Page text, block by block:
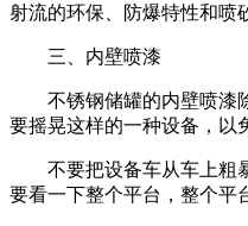
射流的环保、防爆特性和喷
三、内壁喷漆
不锈钢储罐的内壁喷漆
要摇晃这样的一种设备，以
不要把设备车从车上粗
要看一下整个平台，整个平